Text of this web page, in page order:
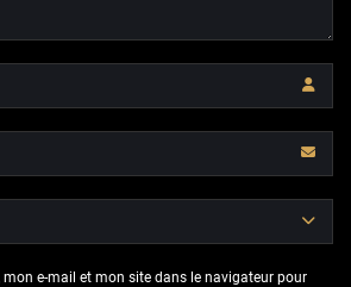
mon e-mail et mon site dans le navigateur pour